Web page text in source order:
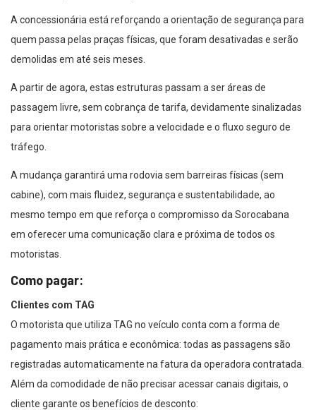
A concessionária está reforçando a orientação de segurança para
quem passa pelas praças físicas, que foram desativadas e serão
demolidas em até seis meses.
A partir de agora, estas estruturas passam a ser áreas de
passagem livre, sem cobrança de tarifa, devidamente sinalizadas
para orientar motoristas sobre a velocidade e o fluxo seguro de
tráfego.
A mudança garantirá uma rodovia sem barreiras físicas (sem
cabine), com mais fluidez, segurança e sustentabilidade, ao
mesmo tempo em que reforça o compromisso da Sorocabana
em oferecer uma comunicação clara e próxima de todos os
motoristas.
Como pagar:
Clientes com TAG
O motorista que utiliza TAG no veículo conta com a forma de
pagamento mais prática e econômica: todas as passagens são
registradas automaticamente na fatura da operadora contratada.
Além da comodidade de não precisar acessar canais digitais, o
cliente garante os benefícios de desconto: